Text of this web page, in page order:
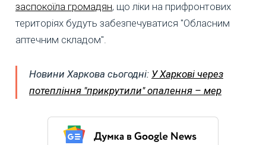
заспокоїла громадян, що ліки на прифронтових
територіях будуть забезпечуватися "Обласним
аптечним складом".
Новини Харкова сьогодні: У Харкові через
потепління "прикрутили" опалення – мер